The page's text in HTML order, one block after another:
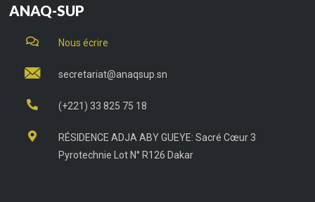
ANAQ-SUP
Nous écrire
secretariat@anaqsup.sn
(+221) 33 825 75 18
RÉSIDENCE ADJA ABY GUEYE: Sacré Cœur 3
Pyrotechnie Lot N° R126 Dakar